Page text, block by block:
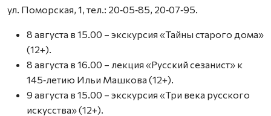
ул. Поморская, 1, тел.: 20‑05‑85, 20‑07‑95.
8 августа в 15.00 – экскурсия «Тайны старого дома»
(12+).
8 августа в 16.00 – лекция «Русский сезанист» к
145‑летию Ильи Машкова (12+).
9 августа в 15.00 – экскурсия «Три века русского
искусства» (12+).